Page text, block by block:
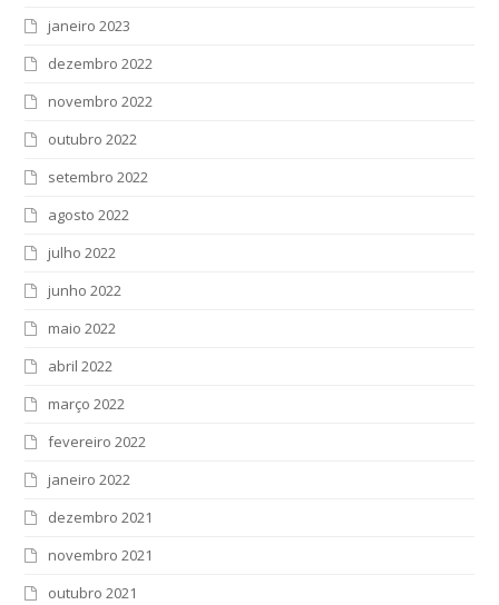
janeiro 2023
dezembro 2022
novembro 2022
outubro 2022
setembro 2022
agosto 2022
julho 2022
junho 2022
maio 2022
abril 2022
março 2022
fevereiro 2022
janeiro 2022
dezembro 2021
novembro 2021
outubro 2021